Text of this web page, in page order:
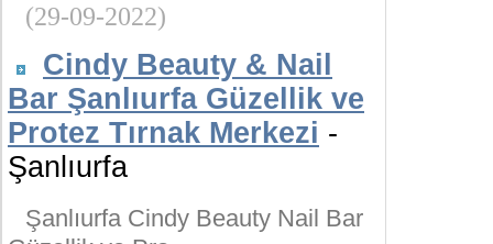
(29-09-2022)
Cindy Beauty & Nail
Bar Şanlıurfa Güzellik ve
Protez Tırnak Merkezi -
Şanlıurfa
Şanlıurfa Cindy Beauty Nail Bar